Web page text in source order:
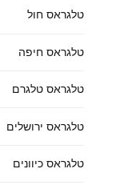
טלגראס חול
טלגראס חיפה
טלגראס טלגרם
טלגראס ירושלים
טלגראס כיוונים